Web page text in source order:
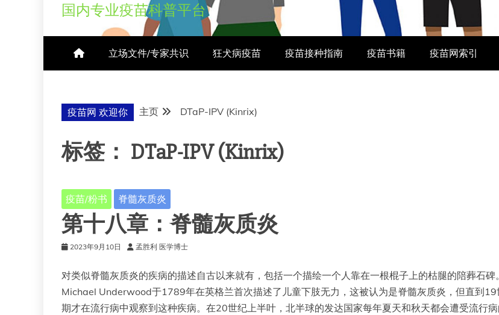
国内专业疫苗科普平台
立场文件/专家共识 狂犬病疫苗 疫苗接种指南 疫苗书籍 疫苗网索引
疫苗网 欢迎你 主页 DTaP-IPV (Kinrix)
标签： DTaP-IPV (Kinrix)
疫苗/粉书 脊髓灰质炎
第十八章：脊髓灰质炎
2023年9月10日 孟胜利 医学博士
对类似脊髓灰质炎的疾病的描述自古以来就有，包括一个描绘一个人靠在一根棍子上的枯腿的陪葬石碑。
Michael Underwood于1789年在英格兰首次描述了儿童下肢无力，这被认为是脊髓灰质炎，但直到19
期才在流行病中观察到这种疾病。在20世纪上半叶，北半球的发达国家每年夏天和秋天都会遭受流行